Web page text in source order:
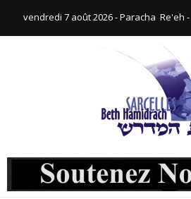
vendredi 7 août 2026 - Paracha ‪ Re'eh‬ -